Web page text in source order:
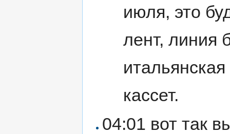
июля, это
лент, линия
кассет.
04:01 вот так